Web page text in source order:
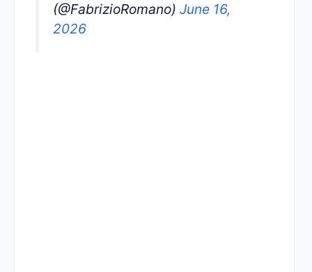
(@FabrizioRomano) June 16,
2026